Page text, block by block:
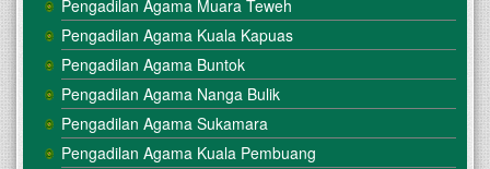
Pengadilan Agama Muara Teweh
Pengadilan Agama Kuala Kapuas
Pengadilan Agama Buntok
Pengadilan Agama Nanga Bulik
Pengadilan Agama Sukamara
Pengadilan Agama Kuala Pembuang